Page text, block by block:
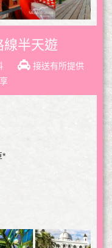
線半天遊
接送有所提供
*